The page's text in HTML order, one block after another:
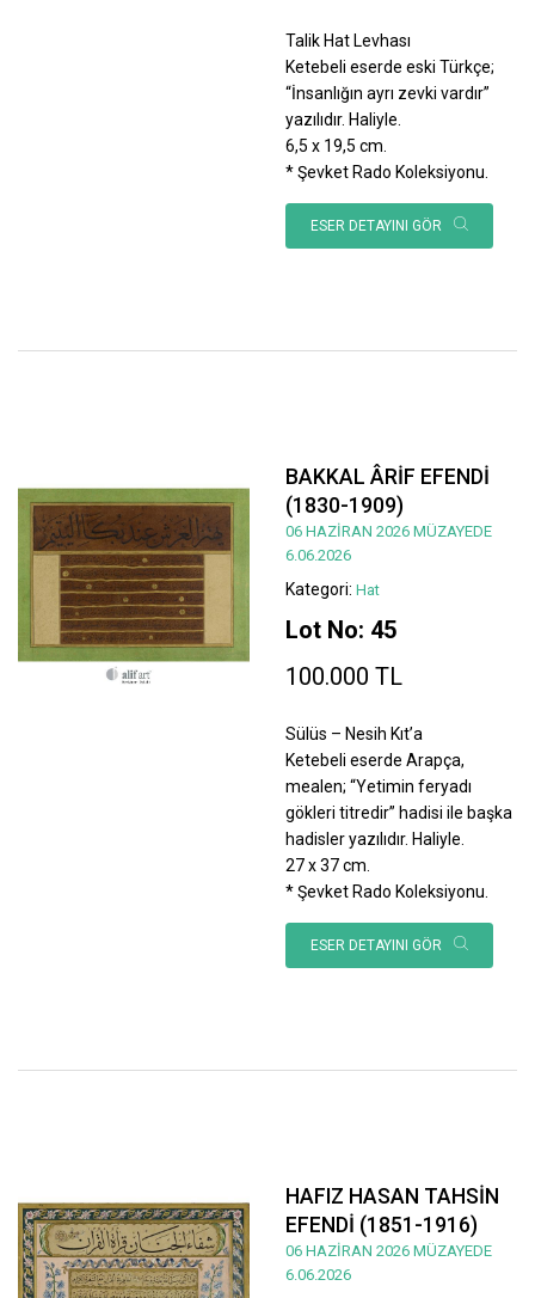
Talik Hat Levhası
Ketebeli eserde eski Türkçe;
“İnsanlığın ayrı zevki vardır”
yazılıdır. Haliyle.
6,5 x 19,5 cm.
* Şevket Rado Koleksiyonu.
ESER DETAYINI GÖR
BAKKAL ÂRİF EFENDİ
(1830-1909)
06 HAZİRAN 2026 MÜZAYEDE
6.06.2026
Kategori: Hat
Lot No: 45
100.000 TL
Sülüs – Nesih Kıt’a
Ketebeli eserde Arapça,
mealen; “Yetimin feryadı
gökleri titredir” hadisi ile başka
hadisler yazılıdır. Haliyle.
27 x 37 cm.
* Şevket Rado Koleksiyonu.
ESER DETAYINI GÖR
HAFIZ HASAN TAHSİN
EFENDİ (1851-1916)
06 HAZİRAN 2026 MÜZAYEDE
6.06.2026